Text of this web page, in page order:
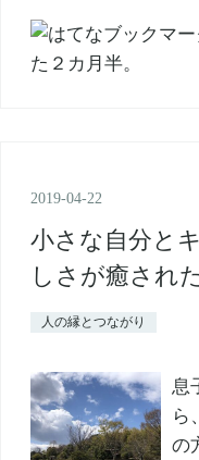
2019-04-22
小さな自分と
しさが癒され
人の縁とつながり
息
ら
の